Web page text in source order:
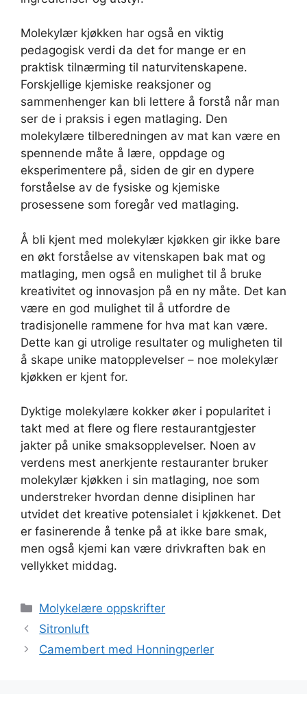
Molekylær kjøkken har også en viktig
pedagogisk verdi da det for mange er en
praktisk tilnærming til naturvitenskapene.
Forskjellige kjemiske reaksjoner og
sammenhenger kan bli lettere å forstå når man
ser de i praksis i egen matlaging. Den
molekylære tilberedningen av mat kan være en
spennende måte å lære, oppdage og
eksperimentere på, siden de gir en dypere
forståelse av de fysiske og kjemiske
prosessene som foregår ved matlaging.
Å bli kjent med molekylær kjøkken gir ikke bare
en økt forståelse av vitenskapen bak mat og
matlaging, men også en mulighet til å bruke
kreativitet og innovasjon på en ny måte. Det kan
være en god mulighet til å utfordre de
tradisjonelle rammene for hva mat kan være.
Dette kan gi utrolige resultater og muligheten til
å skape unike matopplevelser – noe molekylær
kjøkken er kjent for.
Dyktige molekylære kokker øker i popularitet i
takt med at flere og flere restaurantgjester
jakter på unike smaksopplevelser. Noen av
verdens mest anerkjente restauranter bruker
molekylær kjøkken i sin matlaging, noe som
understreker hvordan denne disiplinen har
utvidet det kreative potensialet i kjøkkenet. Det
er fasinerende å tenke på at ikke bare smak,
men også kjemi kan være drivkraften bak en
vellykket middag.
Kategorier
Molykelære oppskrifter
Sitronluft
Camembert med Honningperler